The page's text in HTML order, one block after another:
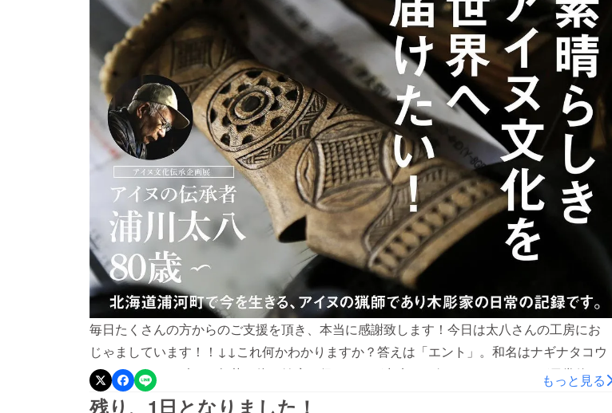
毎日たくさんの方からのご支援を頂き、本当に感謝致します！今日は太八さんの工房にお
じゃましています！！↓↓これ何かわかりますか？答えは「エント」。和名はナギナタコウ
ジュというシソ科の一年草。体を健康に保つことが出来ると伝えられ、アイヌが日常飲んで
いるお茶です。今日は太八さんが「エント茶」を淹れてくれました！いい香りがします。エ
もっと見る
残り、1日となりました！